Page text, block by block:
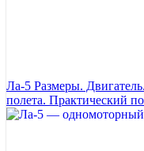
Ла-5 Размеры.
полета. Практический